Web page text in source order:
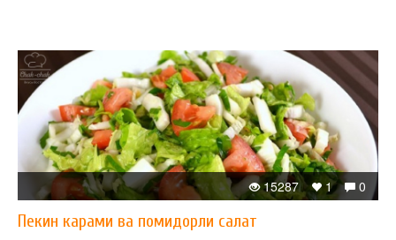
0
1
15287
Пекин карами ва помидорли салат